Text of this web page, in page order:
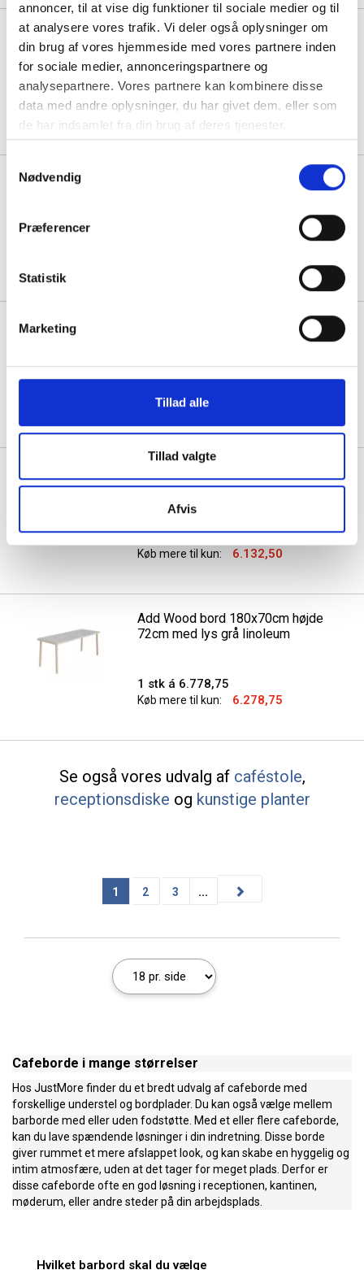
annoncer, til at vise dig funktioner til sociale medier og til
at analysere vores trafik. Vi deler også oplysninger om
din brug af vores hjemmeside med vores partnere inden
for sociale medier, annonceringspartnere og
analysepartnere. Vores partnere kan kombinere disse
data med andre oplysninger, du har givet dem, eller som
de har indsamlet fra din brug af deres tjenester.
Nødvendig
Præferencer
Statistik
Marketing
Tillad alle
Tillad valgte
Afvis
Add Wood bord 140x80cm højde
72cm med lydabsorberende eg
1 stk á 5.988,75
Køb mere til kun: 5.488,75
Add Wood bord 140x80cm højde
Add Wood bord 180x70cm højde
72cm med hvidpigmenteret eg
Køb mere til kun:
72cm med lydabsorberende eg
1 stk á 6.632,50
Køb mere til kun: 6.132,50
Add Wood bord 180x70cm højde
72cm med lys grå linoleum
1 stk á 6.778,75
Køb mere til kun: 6.278,75
Se også vores udvalg af caféstole,
receptionsdiske og kunstige planter
1 2 3 ...
Cafeborde i mange størrelser
Hos JustMore finder du et bredt udvalg af cafeborde med
forskellige understel og bordplader. Du kan også vælge mellem
barborde med eller uden fodstøtte. Med et eller flere cafeborde,
kan du lave spændende løsninger i din indretning. Disse borde
giver rummet et mere afslappet look, og kan skabe en hyggelig og
intim atmosfære, uden at det tager for meget plads. Derfor er
disse cafeborde ofte en god løsning i receptionen, kantinen,
møderum, eller andre steder på din arbejdsplads.
Hvilket barbord skal du vælge